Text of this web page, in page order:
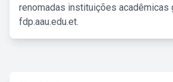
renomadas instituições acadêmicas
fdp.aau.edu.et.